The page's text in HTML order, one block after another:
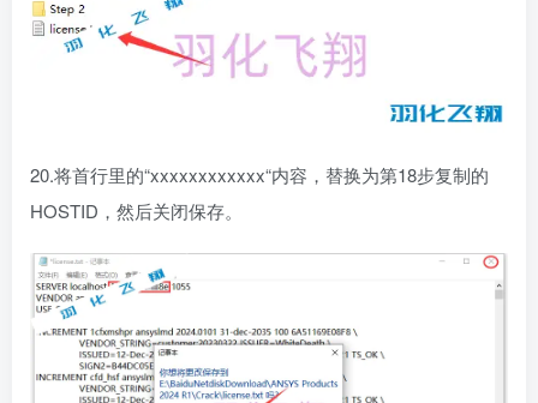
20.将首行里的“xxxxxxxxxxxx“内容，替换为第18步复制的
HOSTID，然后关闭保存。